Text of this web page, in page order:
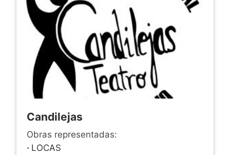
Candilejas
Obras representadas:
· LOCAS